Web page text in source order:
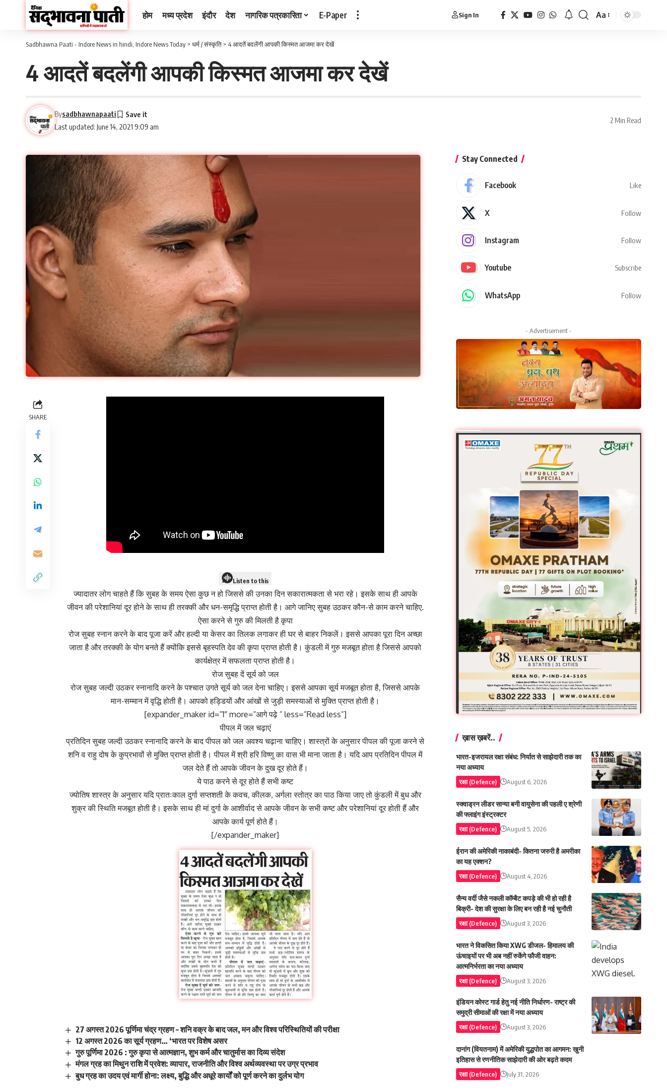
होम मध्य प्रदेश इंदौर देश नागरिक पत्रकारिता E-Paper Sign In Aa
Sadbhawna Paati - Indore News in hindi, Indore News Today > धर्म / संस्कृति> 4 आदतें बदलेंगी आपकी किस्मत आजमा कर देखें
4 आदतें बदलेंगी आपकी किस्मत आजमा कर देखें
Last updated: June 14, 2021 9:09 am
Bysadbhawnapaati
2 Min Read
SHARE
Listen to this
ज्यादातर लोग चाहते हैं कि सुबह के समय ऐसा कुछ न हो जिससे की उनका दिन सकारात्मकता से भरा रहे। इसके साथ ही आपके
जीवन की परेशानियां दूर होने के साथ ही तरक्की और धन-समृद्धि प्राप्त होती है। आगे जानिए सुबह उठकर कौन-से काम करने चाहिए.
ऐसा करने से गुरु की मिलती है कृपा
रोज सुबह स्नान करने के बाद पूजा करें और हल्दी या केसर का तिलक लगाकर ही घर से बाहर निकलें। इससे आपका पूरा दिन अच्छा
जाता है और तरक्की के योग बनते हैं क्योंकि इससे बृहस्पति देव की कृपा प्राप्त होती है। कुंडली में गुरु मजबूत होता है जिससे आपको
कार्यक्षेत्र में सफलता प्राप्त होती है।
रोज सुबह दें सूर्य को जल
रोज सुबह जल्दी उठकर स्नानादि करने के पश्चात उगते सूर्य को जल देना चाहिए। इससे आपका सूर्य मजबूत होता है, जिससे आपके
मान-सम्मान में वृद्धि होती है। आपको हड्डियों और आंखों से जुड़ी समस्याओं से मुक्ति प्राप्त होती है।
[expander_maker id=”1″ more=”आगे पढ़े ” less=”Read less”]
पीपल में जल चढ़ाएं
प्रतिदिन सुबह जल्दी उठकर स्नानादि करने के बाद पीपल को जल अवश्य चढ़ाना चाहिए। शास्त्रों के अनुसार पीपल की पूजा करने से
शनि व राहु दोष के कुप्रभावों से मुक्ति प्राप्त होती है। पीपल में श्री हरि विष्णु का वास भी माना जाता है। यदि आप प्रतिदिन पीपल में
जल देते हैं तो आपके जीवन के दुख दूर होते हैं।
ये पाठ करने से दूर होते हैं सभी कष्ट
ज्योतिष शास्त्र के अनुसार यदि प्रातःकाल दुर्गा सप्तशती के कवच, कीलक, अर्गला स्तोत्र का पाठ किया जाए तो कुंडली में बुध और
शुक्र की स्थिति मजबूत होती है। इसके साथ ही मां दुर्गा के आशीर्वाद से आपके जीवन के सभी कष्ट और परेशानियां दूर होती हैं और
आपके कार्य पूर्ण होते हैं।
[/expander_maker]
27 अगस्त 2026 पूर्णिमा चंद्र ग्रहण – शनि वक्र के बाद जल, मन और विश्व परिस्थितियों की परीक्षा
12 अगस्त 2026 का सूर्य ग्रहण… ‘भारत पर विशेष असर
गुरु पूर्णिमा 2026 : गुरु कृपा से आत्मज्ञान, शुभ कर्म और चातुर्मास का दिव्य संदेश
मंगल ग्रह का मिथुन राशि में प्रवेश: व्यापार, राजनीति और विश्व अर्थव्यवस्था पर उग्र प्रभाव
बुध ग्रह का उदय एवं मार्गी होना: लक्ष्य, बुद्धि और अधूरे कार्यों को पूर्ण करने का दुर्लभ योग
Stay Connected
Facebook Like
X Follow
Instagram Follow
Youtube Subscribe
WhatsApp Follow
- Advertisement -
ख़ास ख़बरें..
भारत-इजरायल रक्षा संबंध: निर्यात से साझेदारी तक का
नया अध्याय
रक्षा (Defence) August 6, 2026
स्क्वाड्रन लीडर सान्या बनी वायुसेना की पहली ए श्रेणी
की फ्लाइंग इंस्ट्रक्टर
रक्षा (Defence) August 5, 2026
ईरान की अमेरिकी नाकाबंदी- कितना जरुरी है अमरीका
का यह एक्शन?
रक्षा (Defence) August 4, 2026
सैन्य वर्दी जैसे नकली कॉम्बैट कपड़े की भी हो रही है
बिक्री- देश की सुरक्षा के लिए बन रही है नई चुनौती
रक्षा (Defence) August 3, 2026
भारत ने विकसित किया XWG डीजल- हिमालय की
ऊंचाइयों पर भी अब नहीं रुकेंगे फौजी वाहन:
आत्मनिर्भरता का नया अध्याय
रक्षा (Defence) August 3, 2026
इंडियन कोस्ट गार्ड हेतु नई नीति निर्धारण- राष्ट्र की
समुद्री सीमाओं की रक्षा में नया अध्याय
रक्षा (Defence) August 3, 2026
दानांग (वियतनाम) में अमेरिकी युद्धपोत का आगमन: खुनी
इतिहास से रणनीतिक साझेदारी की ओर बढ़ते कदम
रक्षा (Defence) July 31, 2026